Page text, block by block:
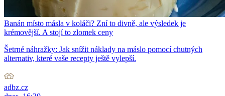
Banán místo másla v koláči? Zní to divně, ale výsledek je
krémovější. A stojí to zlomek ceny
Šetrné náhražky: Jak snížit náklady na máslo pomocí chutných
alternativ, které vaše recepty ještě vylepší.
adbz.cz